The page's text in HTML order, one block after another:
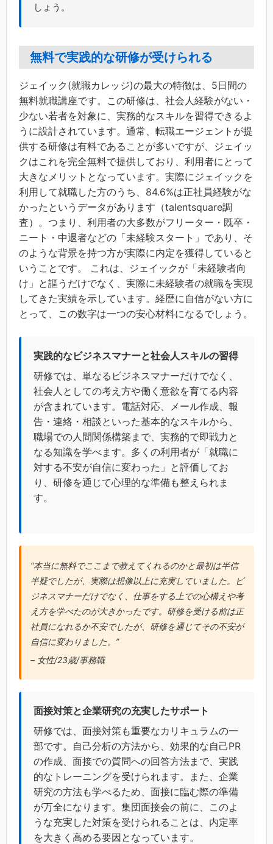
しょう。
無料で実践的な研修が受けられる
ジェイック(就職カレッジ)の最大の特徴は、5日間の
無料就職講座です。この研修は、社会人経験がない・
少ない若者を対象に、実務的なスキルを習得できるよ
うに設計されています。通常、転職エージェントが提
供する研修は有料であることが多いですが、ジェイッ
クはこれを完全無料で提供しており、利用者にとって
大きなメリットとなっています。実際にジェイックを
利用して就職した方のうち、84.6%は正社員経験がな
かったというデータがあります（talentsquare調
査）。つまり、利用者の大多数がフリーター・既卒・
ニート・中退者などの「未経験スタート」であり、そ
のような背景を持つ方が実際に内定を獲得していると
いうことです。 これは、ジェイックが「未経験者向
け」と謳うだけでなく、実際に未経験者の就職を実現
してきた実績を示しています。経歴に自信がない方に
とって、この数字は一つの安心材料になるでしょう。
実践的なビジネスマナーと社会人スキルの習得
研修では、単なるビジネスマナーだけでなく、
社会人としての考え方や働く意欲を育てる内容
が含まれています。電話対応、メール作成、報
告・連絡・相談といった基本的なスキルから、
職場での人間関係構築まで、実務的で即戦力と
なる知識を学べます。多くの利用者が「就職に
対する不安が自信に変わった」と評価してお
り、研修を通じて心理的な準備も整えられま
す。
“本当に無料でここまで教えてくれるのかと最初は半信
半疑でしたが、実際は想像以上に充実していました。ビ
ジネスマナーだけでなく、仕事をする上での心構えや考
え方を学べたのが大きかったです。研修を受ける前は正
社員になれるか不安でしたが、研修を通じてその不安が
自信に変わりました。”
– 女性/23歳/事務職
面接対策と企業研究の充実したサポート
研修では、面接対策も重要なカリキュラムの一
部です。自己分析の方法から、効果的な自己PR
の作成、面接での質問への回答方法まで、実践
的なトレーニングを受けられます。また、企業
研究の方法も学べるため、面接に臨む際の準備
が万全になります。集団面接会の前に、このよ
うな充実した対策を受けられることは、内定率
を大きく高める要因となっています。